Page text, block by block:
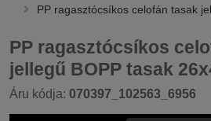
PP ragasztócsíkos celofán tasak
PP ragasztócsíkos
jellegű BOPP tasak
Áru kódja: 070397_102563_6956